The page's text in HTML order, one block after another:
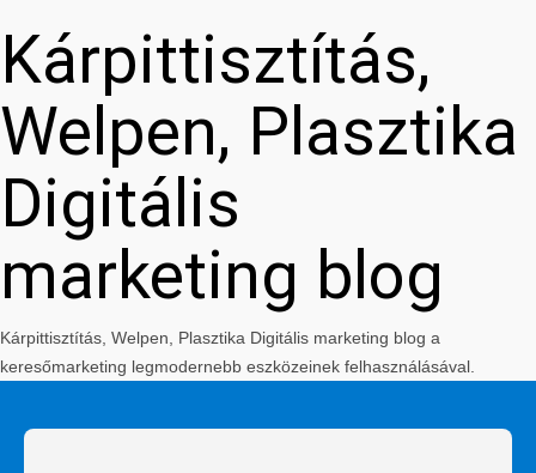
Kárpittisztítás,
Welpen, Plasztika
Digitális
marketing blog
Kárpittisztítás, Welpen, Plasztika Digitális marketing blog a
keresőmarketing legmodernebb eszközeinek felhasználásával.